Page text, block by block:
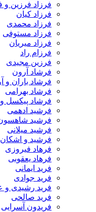
فرزاد فرزین و فریدون
فرزاد کیان
فرزاد محمدی
فرزاد مستوفی
فرزاد میریان
فرزام راد
فرزین مجیدی
فرشاد آرون
فرشاد باران و آراد زارعی
فرشاد بهرامی
فرشاد پیکسل و نیما اهورا
فرشید ادهمی
فرشید شاهسون
فرشید میلانی
فرشید و اشکان شایسته
فرهاد فیروزی
فرهاد یعقوبی
فرید ایمانی
فرید جوادی
فرید رشیدی و علی فرین
فرید صالحی
فریدون آسرایی